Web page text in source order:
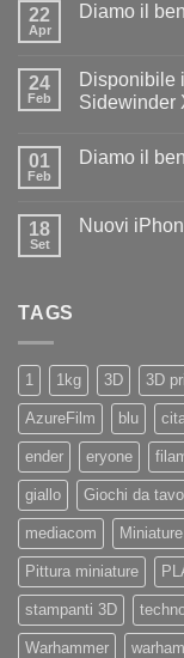
22
Apr
Diamo il
Diamo
il
benvenuto
24
Feb
Disponibile
Sidewinder
su
la
nuovissima
01
Feb
Diamo il
Diamo
18
Set
Nuovi
TAGS
1 1kg 3D 3D
AzureFilm blu
ender eryone
giallo Giochi da
mediacom Miniature
Pittura miniature
stampanti 3D
Warhammer